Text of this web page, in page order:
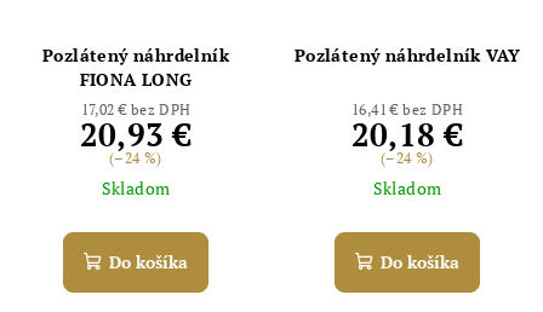
Pozlátený náhrdelník
FIONA LONG
17,02 € bez DPH
20,93 €
(–24 %)
Skladom
Do košíka
Pozlátený náhrdelník VAY
16,41 € bez DPH
20,18 €
(–24 %)
Skladom
Do košíka